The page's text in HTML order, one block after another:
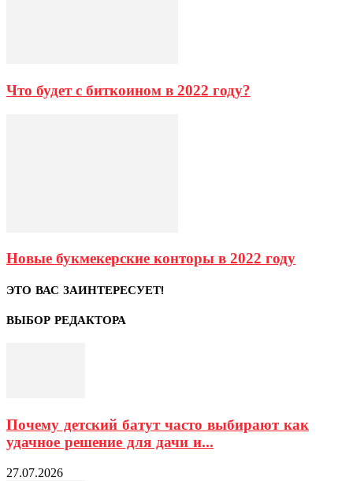
Что будет с биткоином в 2022 году?
Новые букмекерские конторы в 2022 году
ЭТО ВАС ЗАИНТЕРЕСУЕТ!
ВЫБОР РЕДАКТОРА
Почему детский батут часто выбирают как
удачное решение для дачи и...
27.07.2026